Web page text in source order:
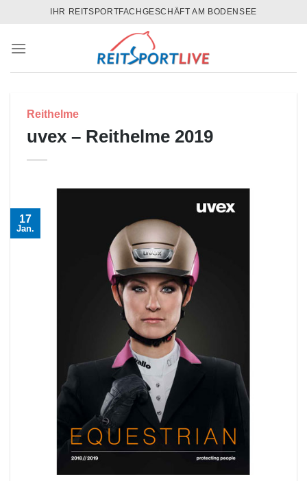
content
IHR REITSPORTFACHGESCHÄFT AM BODENSEE
Reithelme
uvex – Reithelme 2019
17
Jan.